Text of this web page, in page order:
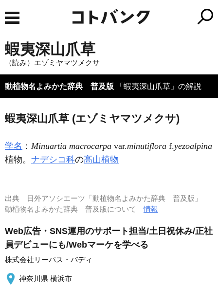
蝦夷深山爪草
（読み）エゾミヤマツメクサ
動植物名よみかた辞典 普及版 「蝦夷深山爪草」の解説
蝦夷深山爪草 (エゾミヤマツメクサ)
学名 ： Minuartia macrocarpa var.minutiflora f.yezoalpina
植物。 ナデシコ科の高山植物
出典
日外アソシエーツ「動植物名よみかた辞典 普及版」
動植物名よみかた辞典 普及版について情報
Web広告・SNS運用のサポート担当/土日祝休み/正社
員デビューにも/Webマーケを学べる
株式会社リーパス・バディ
神奈川県 横浜市